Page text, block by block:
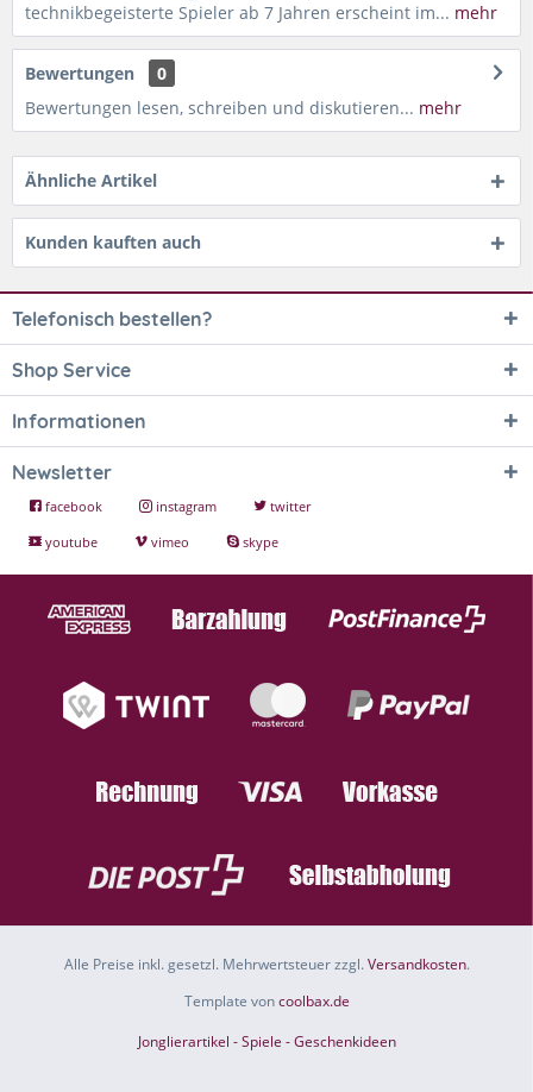
technikbegeisterte Spieler ab 7 Jahren erscheint im... mehr
Bewertungen
0
Bewertungen lesen, schreiben und diskutieren... mehr
Ähnliche Artikel
Kunden kauften auch
Telefonisch bestellen?
Shop Service
Informationen
Newsletter
facebook instagram
twitter
youtube
vimeo skype
Alle Preise inkl. gesetzl. Mehrwertsteuer zzgl.Versandkosten.
Template voncoolbax.de
Jonglierartikel - Spiele - Geschenkideen